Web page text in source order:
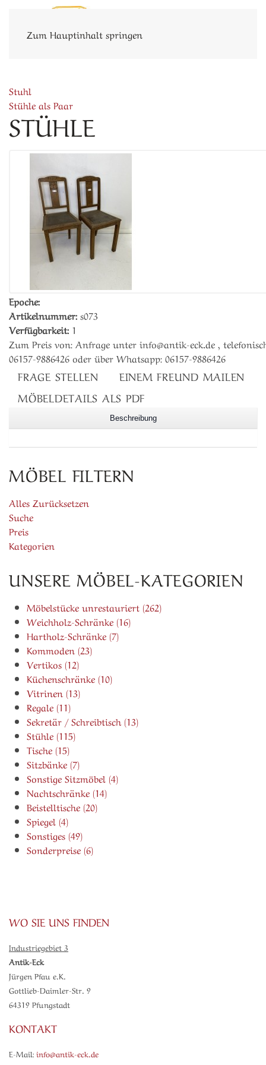
Zum Hauptinhalt springen
Stuhl
Stühle als Paar
STÜHLE
Epoche:
Artikelnummer: s073
Verfügbarkeit: 1
Zum Preis von: Anfrage unter info@antik-eck.de ,
06157-9886426 oder über Whatsapp: 06157-9886426
FRAGE STELLEN
EINEM FREUND MAILEN
MÖBELDETAILS ALS PDF
Beschreibung
MÖBEL FILTERN
Alles Zurücksetzen
Suche
Preis
Kategorien
UNSERE MÖBEL-KATEGORIEN
Möbelstücke unrestauriert (262)
Weichholz-Schränke (16)
Hartholz-Schränke (7)
Kommoden (23)
Vertikos (12)
Küchenschränke (10)
Vitrinen (13)
Regale (11)
Sekretär / Schreibtisch (13)
Stühle (115)
Tische (15)
Sitzbänke (7)
Sonstige Sitzmöbel (4)
Nachtschränke (14)
Beistelltische (20)
Spiegel (4)
Sonstiges (49)
Sonderpreise (6)
WO SIE UNS FINDEN
Industriegebiet 3
Antik-Eck
Jürgen Pfau e.K.
Gottlieb-Daimler-Str. 9
64319 Pfungstadt
KONTAKT
E-Mail: info@antik-eck.de